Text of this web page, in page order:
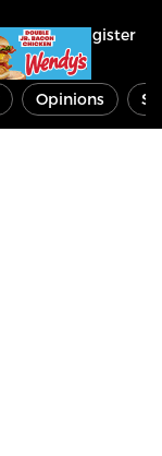
Register
Opinions